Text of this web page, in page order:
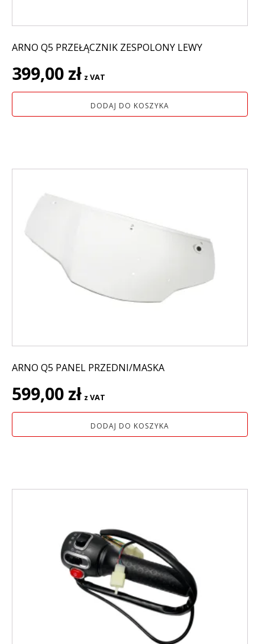
ARNO Q5 PRZEŁĄCZNIK ZESPOLONY LEWY
399,00 zł z VAT
DODAJ DO KOSZYKA
ARNO Q5 PANEL PRZEDNI/MASKA
599,00 zł z VAT
DODAJ DO KOSZYKA